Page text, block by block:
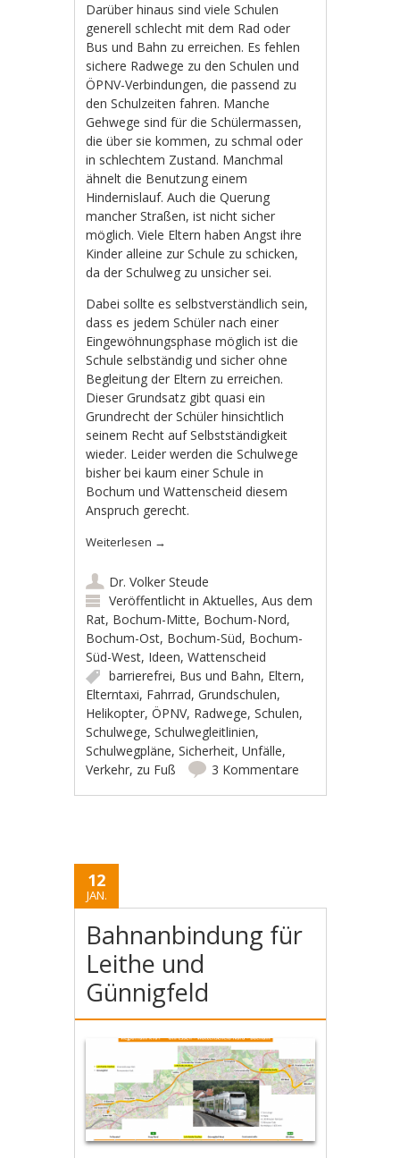
Darüber hinaus sind viele Schulen
generell schlecht mit dem Rad oder
Bus und Bahn zu erreichen. Es fehlen
sichere Radwege zu den Schulen und
ÖPNV-Verbindungen, die passend zu
den Schulzeiten fahren. Manche
Gehwege sind für die Schülermassen,
die über sie kommen, zu schmal oder
in schlechtem Zustand. Manchmal
ähnelt die Benutzung einem
Hindernislauf. Auch die Querung
mancher Straßen, ist nicht sicher
möglich. Viele Eltern haben Angst ihre
Kinder alleine zur Schule zu schicken,
da der Schulweg zu unsicher sei.
Dabei sollte es selbstverständlich sein,
dass es jedem Schüler nach einer
Eingewöhnungsphase möglich ist die
Schule selbständig und sicher ohne
Begleitung der Eltern zu erreichen.
Dieser Grundsatz gibt quasi ein
Grundrecht der Schüler hinsichtlich
seinem Recht auf Selbstständigkeit
wieder. Leider werden die Schulwege
bisher bei kaum einer Schule in
Bochum und Wattenscheid diesem
Anspruch gerecht.
Weiterlesen →
Dr. Volker Steude
Veröffentlicht inAktuelles,Aus dem
Rat, Bochum-Mitte, Bochum-Nord,
Bochum-Ost, Bochum-Süd, Bochum-
Süd-West, Ideen,Wattenscheid
barrierefrei, Bus und Bahn, Eltern,
Elterntaxi, Fahrrad,Grundschulen,
Helikopter,ÖPNV, Radwege,Schulen,
Schulwege,Schulwegleitlinien,
Schulwegpläne,Sicherheit,Unfälle,
Verkehr, zu Fuß 3 Kommentare
12
JAN.
Bahnanbindung für
Leithe und
Günnigfeld